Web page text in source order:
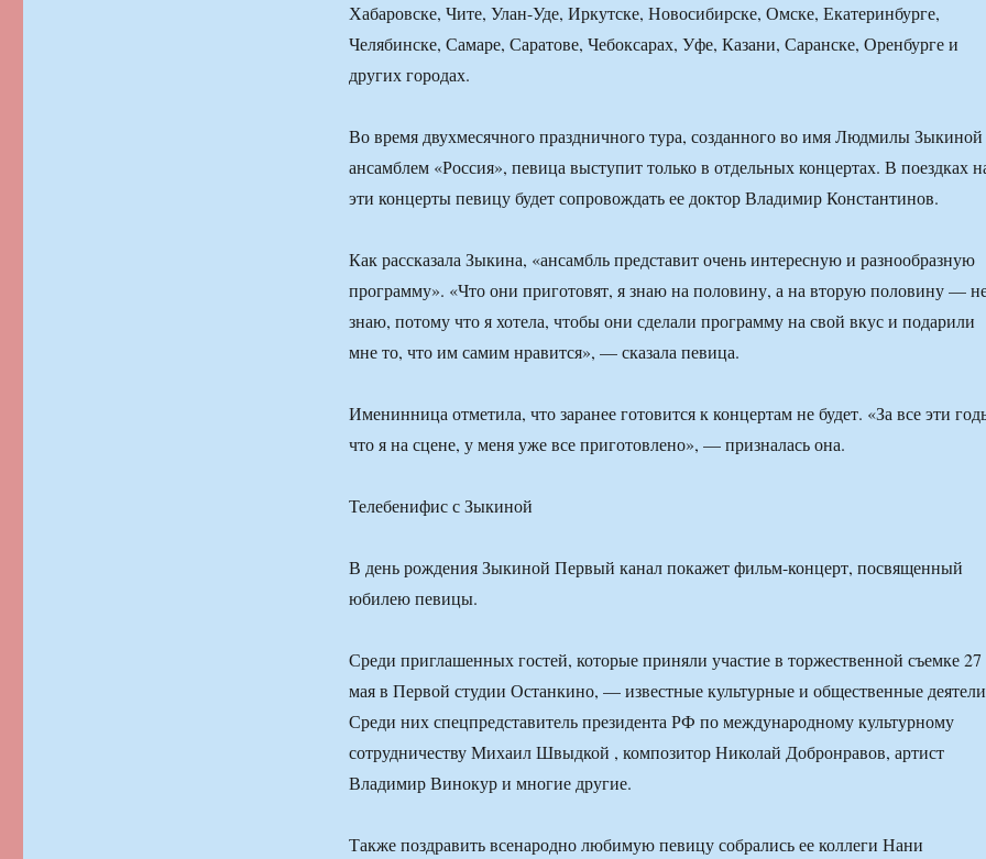
Хабаровске, Чите, Улан-Уде, Иркутске, Новосибирске, Омске, Екатеринбурге,
Челябинске, Самаре, Саратове, Чебоксарах, Уфе, Казани, Саранске, Оренбурге и
других городах.
Во время двухмесячного праздничного тура, созданного во имя Людмилы Зыкиной
ансамблем «Россия», певица выступит только в отдельных концертах. В поездках
эти концерты певицу будет сопровождать ее доктор Владимир Константинов.
Как рассказала Зыкина, «ансамбль представит очень интересную и разнообразную
программу». «Что они приготовят, я знаю на половину, а на вторую половину —
знаю, потому что я хотела, чтобы они сделали программу на свой вкус и подарили
мне то, что им самим нравится», — сказала певица.
Именинница отметила, что заранее готовится к концертам не будет. «За все эти
что я на сцене, у меня уже все приготовлено», — призналась она.
Телебенифис с Зыкиной
В день рождения Зыкиной Первый канал покажет фильм-концерт, посвященный
юбилею певицы.
Среди приглашенных гостей, которые приняли участие в торжественной съемке 27
мая в Первой студии Останкино, — известные культурные и общественные
Среди них спецпредставитель президента РФ по международному культурному
сотрудничеству Михаил Швыдкой , композитор Николай Добронравов, артист
Владимир Винокур и многие другие.
Также поздравить всенародно любимую певицу собрались ее коллеги Нани